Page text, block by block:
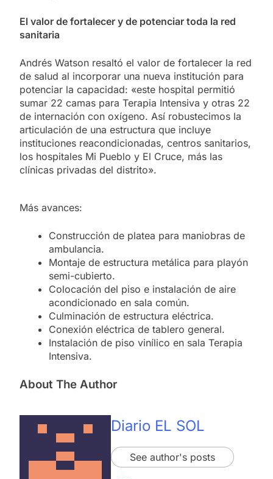
El valor de fortalecer y de potenciar toda la red
sanitaria
Andrés Watson resaltó el valor de fortalecer la red
de salud al incorporar una nueva institución para
potenciar la capacidad: «este hospital permitió
sumar 22 camas para Terapia Intensiva y otras 22
de internación con oxígeno. Así robustecimos la
articulación de una estructura que incluye
instituciones reacondicionadas, centros sanitarios,
los hospitales Mi Pueblo y El Cruce, más las
clínicas privadas del distrito».
Más avances:
Construcción de platea para maniobras de
ambulancia.
Montaje de estructura metálica para playón
semi-cubierto.
Colocación del piso e instalación de aire
acondicionado en sala común.
Culminación de estructura eléctrica.
Conexión eléctrica de tablero general.
Instalación de piso vinílico en sala Terapia
Intensiva.
About The Author
Diario EL SOL
See author's posts